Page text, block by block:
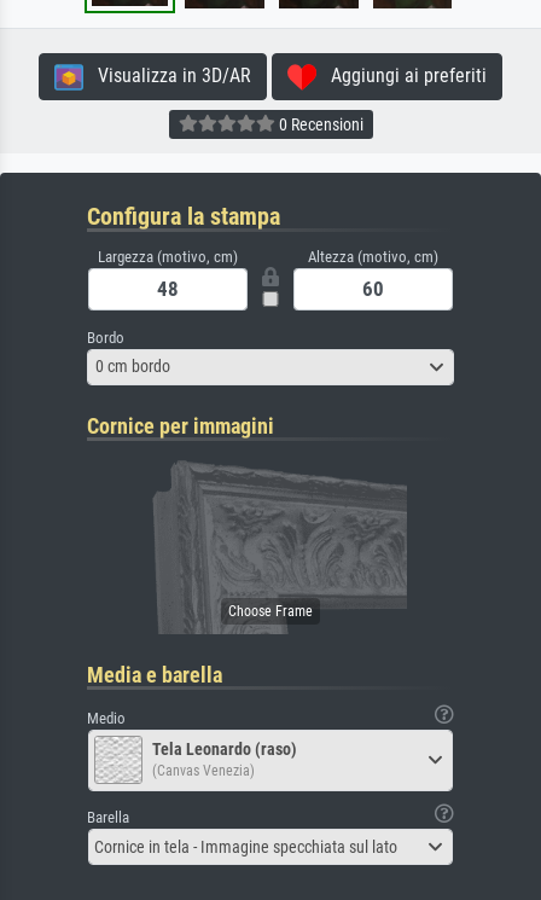
Visualizza in 3D/AR Aggiungi ai preferiti
0 Recensioni
Configura la stampa
Largezza (motivo, cm) Altezza (motivo, cm)
Bordo
0 cm bordo
Cornice per immagini
Media e barella
Medio
Tela Leonardo (raso)
(Canvas Venezia)
Barella
Cornice in tela - Immagine specchiata sul lato